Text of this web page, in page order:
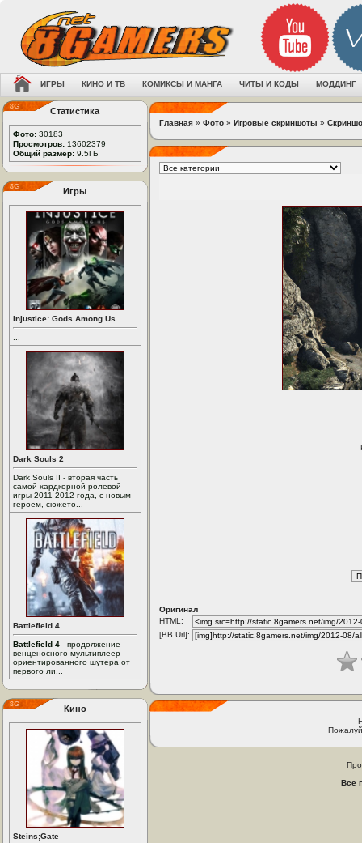
ИГРЫ КИНО И ТВ КОМИКСЫ И МАНГА ЧИТЫ И КОДЫ МОДДИНГ
Статистика
Фото: 30183
Просмотров: 13602379
Общий размер: 9.5ГБ
Игры
Injustice: Gods Among Us
Dark Souls 2
Dark Souls II - вторая часть
самой хардкорной ролевой
игры 2011-2012 года, с новым
героем, сюжето...
Battlefield 4
Battlefield 4 - продолжение
венценосного мультиплеер-
ориентированного шутера от
первого ли...
Кино
Steins;Gate
Главная » Фото » Игровые скриншоты »
Оригинал
HTML:
[BB Url]:
Все